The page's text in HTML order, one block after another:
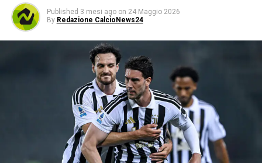
Published 3 mesi ago on 24 Maggio 2026
By Redazione CalcioNews24